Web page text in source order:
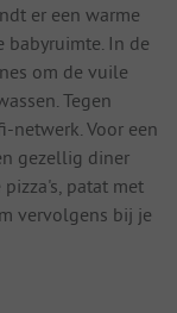
er een warme
babyruimte. In de
om de vuile
Tegen
netwerk. Voor een
gezellig diner
patat met
vervolgens bij je